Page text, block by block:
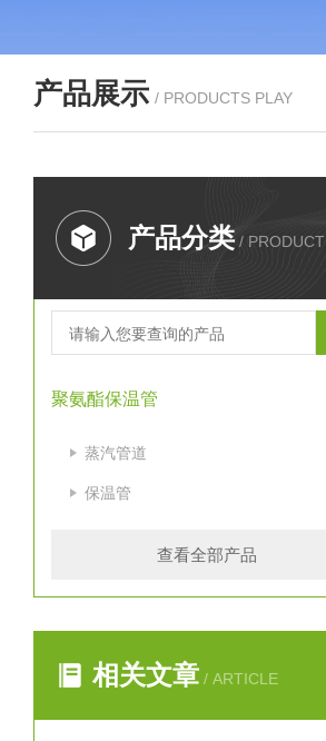
产品展示 / PRODUCTS PLAY
产品分类 / PRODUCT
聚氨酯保温管
蒸汽管道
保温管
查看全部产品
相关文章 / ARTICLE